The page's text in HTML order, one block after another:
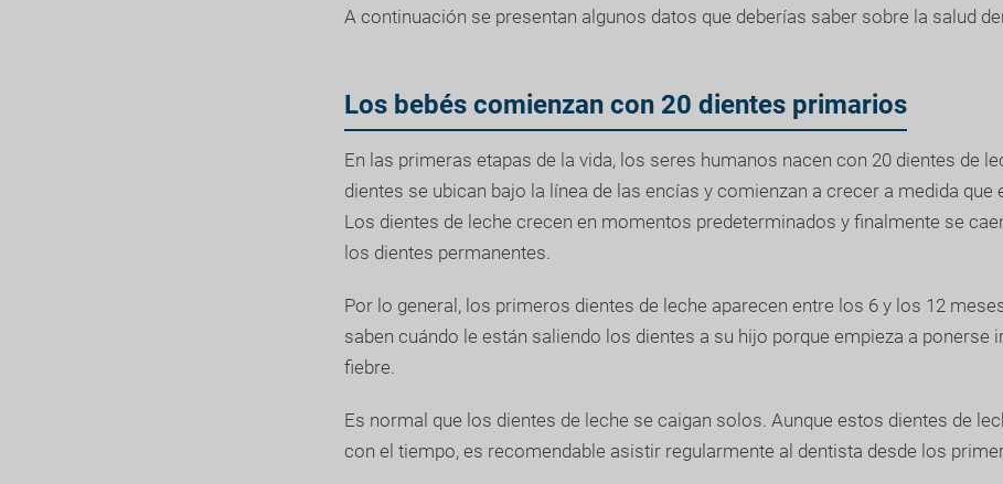
A continuación se presentan algunos datos que deberías saber sobre la salud
Los bebés comienzan con 20 dientes primarios
En las primeras etapas de la vida, los seres humanos nacen con 20 dientes de
dientes se ubican bajo la línea de las encías y comienzan a crecer a medida que
Los dientes de leche crecen en momentos predeterminados y finalmente se
los dientes permanentes.
Por lo general, los primeros dientes de leche aparecen entre los 6 y los 12
saben cuándo le están saliendo los dientes a su hijo porque empieza a ponerse
fiebre.
Es normal que los dientes de leche se caigan solos. Aunque estos dientes de
con el tiempo, es recomendable asistir regularmente al dentista desde los